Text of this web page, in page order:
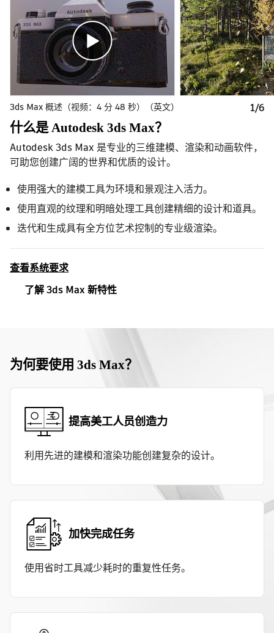
什么是 Autodesk 3ds Max？
Autodesk 3ds Max 是专业的三维建模、渲染和动画软件，
可助您创建广阔的世界和优质的设计。
使用强大的建模工具为环境和景观注入活力。
使用直观的纹理和明暗处理工具创建精细的设计和道具。
迭代和生成具有全方位艺术控制的专业级渲染。
查看系统要求
了解 3ds Max 新特性
3ds Max 概述（视频：4 分 48 秒）（英文） 1/6
为何要使用 3ds Max？
提高美工人员创造力
利用先进的建模和渲染功能创建复杂的设计。
加快完成任务
使用省时工具减少耗时的重复性任务。